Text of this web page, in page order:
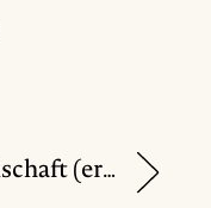
Landschaft (er)leben